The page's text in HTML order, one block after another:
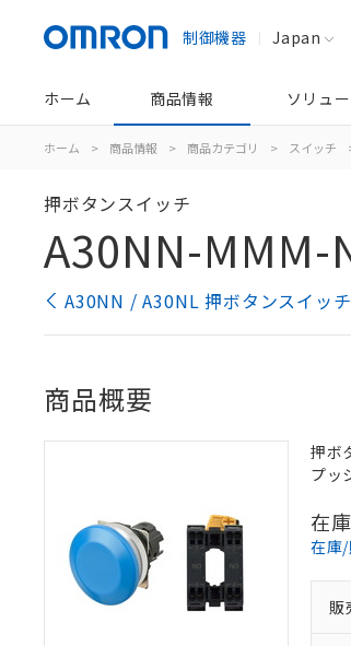
制御機器 Japan
ホーム 商品情報 ソリュ
ホーム > 商品情報 > 商品カテゴリ > スイッチ
押ボタンスイッチ
A30NN-MMM-
A30NN / A30NL 押ボタンスイッ
商品概要
押ボ
プッ
在
在庫/
販